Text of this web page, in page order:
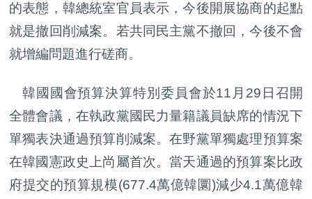
的表態，韓總統室官員表示，今後開展協商的起點
就是撤回削減案。若共同民主黨不撤回，今後不會
就增編問題進行磋商。
韓國國會預算決算特別委員會於11月29日召開
全體會議，在執政黨國民力量籍議員缺席的情況下
單獨表決通過預算削減案。在野黨單獨處理預算案
在韓國憲政史上尚屬首次。當天通過的預算案比政
府提交的預算規模(677.4萬億韓圜)減少4.1萬億韓